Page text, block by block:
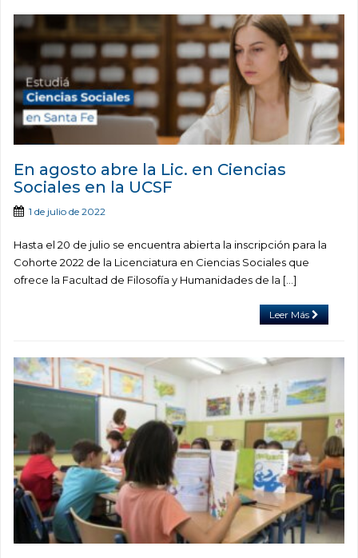
En agosto abre la Lic. en Ciencias
Sociales en la UCSF
1 de julio de 2022
Hasta el 20 de julio se encuentra abierta la inscripción para la
Cohorte 2022 de la Licenciatura en Ciencias Sociales que
ofrece la Facultad de Filosofía y Humanidades de la […]
Leer Más